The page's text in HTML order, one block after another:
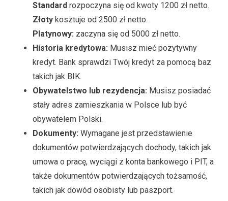
Standard rozpoczyna się od kwoty 1200 zł netto.
Złoty kosztuje od 2500 zł netto.
Platynowy: zaczyna się od 5000 zł netto.
Historia kredytowa: Musisz mieć pozytywny
kredyt. Bank sprawdzi Twój kredyt za pomocą baz
takich jak BIK.
Obywatelstwo lub rezydencja: Musisz posiadać
stały adres zamieszkania w Polsce lub być
obywatelem Polski.
Dokumenty: Wymagane jest przedstawienie
dokumentów potwierdzających dochody, takich jak
umowa o pracę, wyciągi z konta bankowego i PIT, a
także dokumentów potwierdzających tożsamość,
takich jak dowód osobisty lub paszport.